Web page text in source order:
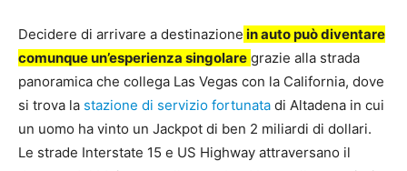
Decidere di arrivare a destinazione in auto può diventare
comunque un’esperienza singolare grazie alla strada
panoramica che collega Las Vegas con la California, dove
si trova la stazione di servizio fortunata di Altadena in cui
un uomo ha vinto un Jackpot di ben 2 miliardi di dollari.
Le strade Interstate 15 e US Highway attraversano il